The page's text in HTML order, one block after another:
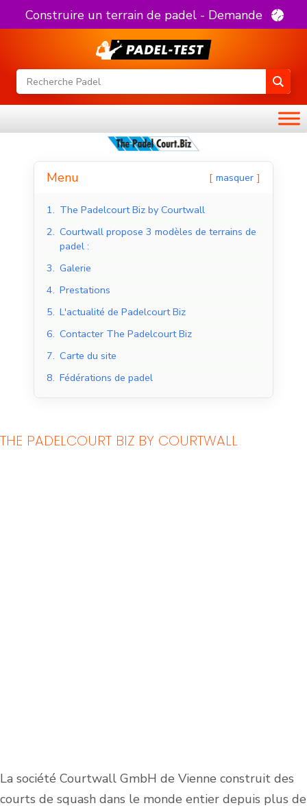
Construire un terrain de padel - Demande
Menu masquer
1. The Padelcourt Biz by Courtwall
2. Courtwall propose 3 modèles de terrains de
padel :
3. Galerie
4. Prestations
5. L'actualité de Padelcourt Biz
6. Contacter The Padelcourt Biz
7. Carte du site
8. Fédérations de padel
THE PADELCOURT BIZ BY COURTWALL
La société Courtwall GmbH de Vienne construit des
courts de squash dans le monde entier depuis plus de